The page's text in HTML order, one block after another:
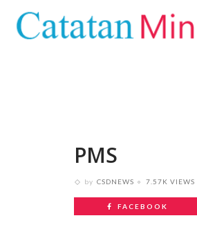
PMS
by CSDNEWS 7.57K VIEWS
FACEBOOK